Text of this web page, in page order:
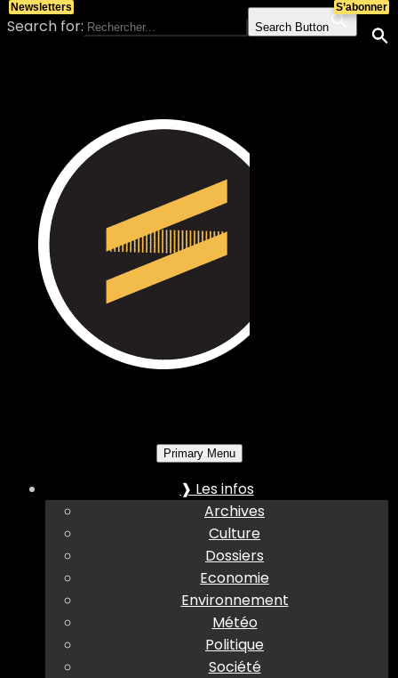
Search for: Search Button
Primary Menu
❱ Les infos
Archives
Culture
Dossiers
Economie
Environnement
Météo
Politique
Société
S’abonner
Newsletters